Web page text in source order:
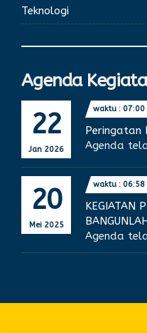
Teknologi
Agenda
22
Jan 2026
waktu : 07:00
Peringatan
Agenda
20
Mei 2025
waktu : 06:58
KEGIATAN
Agenda